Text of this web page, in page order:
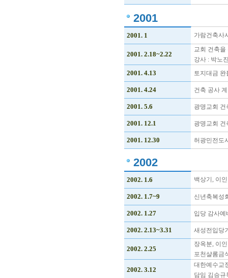
2001
2001. 1 가람건축사
2001. 2.18~2.22
교회 건축을
강사 : 박노
2001. 4.13 토지대금 완
2001. 4.24 건축 공사
2001. 5.6 광명교회 건
2001. 12.1 광명교회 건
2001. 12.30 허광민전도
2002
2002. 1.6 백상기, 이
2002. 1.7~9 신년축복성
2002. 1.27 입당 감사예
2002. 2.13~3.31 새성전입당
2002. 2.25
장옥분, 이
포천샬롬금
2002. 3.12
대한예수교
담임 김승규